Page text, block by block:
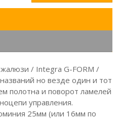
/ Integra G-FORM /
но везде один и тот
полотна и поворот ламелей
управления.
25мм (или 16мм по